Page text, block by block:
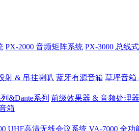
PX-2000 音频矩阵系统 PX-3000 总线
射 & 吊挂喇叭 蓝牙有源音箱 草坪音箱
&Dante系列 前级效果器 & 音频处理器
箱
UHF高清无线会议系统 VA-7000 全功